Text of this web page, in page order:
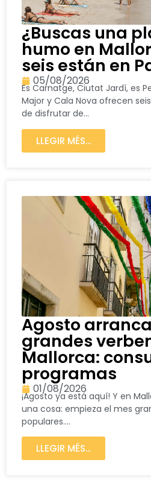
¿Buscas una
humo en
seis están en
05/08/2026
Es Carnatge, Ciutat Jardí, es
Major y Cala Nova ofrecen
de disfrutar de...
LLEGIR MÉS...
Agosto
grandes
Mallorca:
programas
01/08/2026
¡Agosto ya está aquí! Y en
una cosa: empieza el mes
populares....
LLEGIR MÉS...